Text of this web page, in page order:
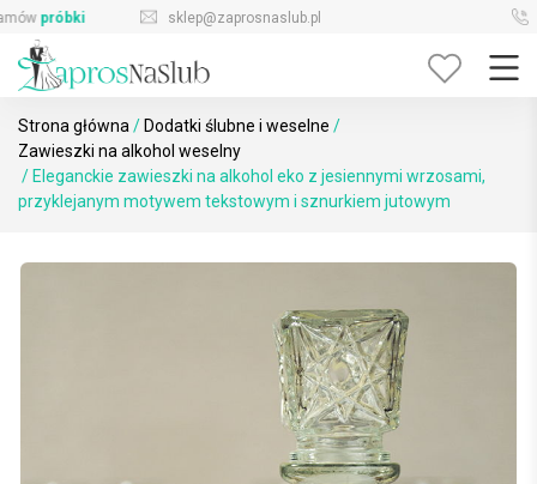
Skip
content
sklep@zaprosnaslub.pl 726-644-296
Strona główna / Dodatki ślubne i weselne /
Zawieszki na alkohol weselny
/ Eleganckie zawieszki na alkohol eko z jesiennymi wrzosami,
przyklejanym motywem tekstowym i sznurkiem jutowym